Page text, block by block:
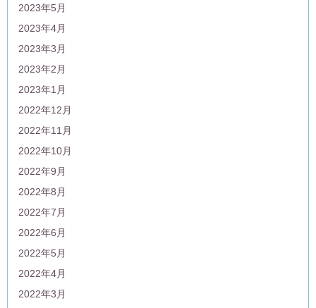
2023年5月
2023年4月
2023年3月
2023年2月
2023年1月
2022年12月
2022年11月
2022年10月
2022年9月
2022年8月
2022年7月
2022年6月
2022年5月
2022年4月
2022年3月